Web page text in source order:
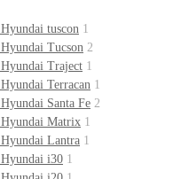
tuscon 1
Tucson 2
Traject 1
Terracan 1
Santa Fe 2
Hyundai Matrix 1
Lantra 1
i30 1